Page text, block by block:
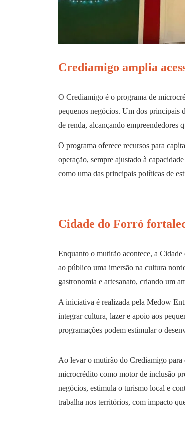
Crediamigo amplia
O Crediamigo é o programa de
pequenos negócios. Um dos principais
de renda, alcançando empreendedores
O programa oferece recursos para
operação, sempre ajustado à
como uma das principais políticas de
Cidade do Forró
Enquanto o mutirão acontece, a
ao público uma imersão na cultura
gastronomia e artesanato, criando um
A iniciativa é realizada pela Medow
integrar cultura, lazer e apoio aos
programações podem estimular o
Ao levar o mutirão do Crediamigo
microcrédito como motor de inclusão
negócios, estimula o turismo local e
trabalha nos territórios, com impacto